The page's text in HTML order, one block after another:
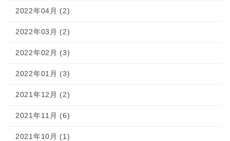
2022年04月 (2)
2022年03月 (2)
2022年02月 (3)
2022年01月 (3)
2021年12月 (2)
2021年11月 (6)
2021年10月 (1)